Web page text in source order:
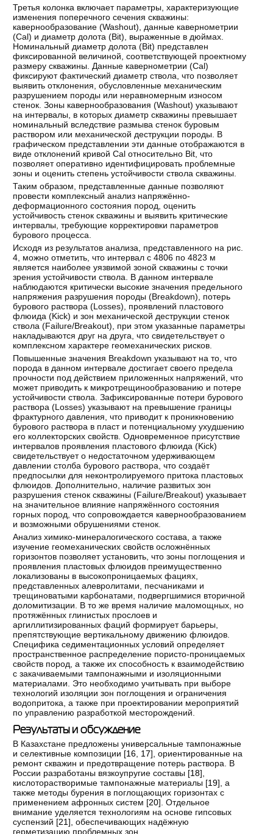
Третья колонка включает параметры, характеризующие
изменения поперечного сечения скважины:
кавернообразование (Washout), данные кавернометрии
(Cal) и диаметр долота (Bit), выраженные в дюймах.
Номинальный диаметр долота (Bit) представлен
фиксированной величиной, соответствующей проектному
размеру скважины. Данные кавернометрии (Cal)
фиксируют фактический диаметр ствола, что позволяет
выявить отклонения, обусловленные механическим
разрушением породы или неравномерным износом
стенок. Зоны кавернообразования (Washout) указывают
на интервалы, в которых диаметр скважины превышает
номинальный вследствие размыва стенок буровым
раствором или механической деструкции породы. В
графическом представлении эти данные отображаются в
виде отклонений кривой Cal относительно Bit, что
позволяет оперативно идентифицировать проблемные
зоны и оценить степень устойчивости ствола скважины.
Таким образом, представленные данные позволяют
провести комплексный анализ напряжённо-
деформационного состояния пород, оценить
устойчивость стенок скважины и выявить критические
интервалы, требующие корректировки параметров
бурового процесса.
Исходя из результатов анализа, представленного на рис.
4, можно отметить, что интервал с 4806 по 4823 м
является наиболее уязвимой зоной скважины с точки
зрения устойчивости ствола. В данном интервале
наблюдаются критически высокие значения предельного
напряжения разрушения породы (Breakdown), потерь
бурового раствора (Losses), проявлений пластового
флюида (Kick) и зон механической деструкции стенок
ствола (Failure/Breakout), при этом указанные параметры
накладываются друг на друга, что свидетельствует о
комплексном характере геомеханических рисков.
Повышенные значения Breakdown указывают на то, что
порода в данном интервале достигает своего предела
прочности под действием приложенных напряжений, что
может приводить к микротрещинообразованию и потере
устойчивости ствола. Зафиксированные потери бурового
раствора (Losses) указывают на превышение границы
фрактурного давления, что приводит к проникновению
бурового раствора в пласт и потенциальному ухудшению
его коллекторских свойств. Одновременное присутствие
интервалов проявления пластового флюида (Kick)
свидетельствует о недостаточном удерживающем
давлении столба бурового раствора, что создаёт
предпосылки для неконтролируемого притока пластовых
флюидов. Дополнительно, наличие развитых зон
разрушения стенок скважины (Failure/Breakout) указывает
на значительное влияние напряжённого состояния
горных пород, что сопровождается кавернообразованием
и возможными обрушениями стенок.
Анализ химико-минералогического состава, а также
изучение геомеханических свойств осложнённых
горизонтов позволяет установить, что зоны поглощения и
проявления пластовых флюидов преимущественно
локализованы в высокопроницаемых фациях,
представленных алевролитами, песчаниками и
трещиноватыми карбонатами, подвергшимися вторичной
доломитизации. В то же время наличие маломощных, но
протяжённых глинистых прослоев и
аргиллитизированных фаций формирует барьеры,
препятствующие вертикальному движению флюидов.
Специфика седиментационных условий определяет
пространственное распределение пористо-проницаемых
свойств пород, а также их способность к взаимодействию
с закачиваемыми тампонажными и изоляционными
материалами. Это необходимо учитывать при выборе
технологий изоляции зон поглощения и ограничения
водопритока, а также при проектировании мероприятий
по управлению разработкой месторождений.
Результаты и обсуждение
В Казахстане предложены универсальные тампонажные
и селективные композиции [16 17], ориентированные на
ремонт скважин и предотвращение потерь раствора. В
России разработаны вязкоупругие составы [18],
кислоторастворимые тампонажные материалы [19], а
также методы бурения в поглощающих горизонтах с
применением афронных систем [20]. Отдельное
внимание уделяется технологиям на основе гипсовых
суспензий [21], обеспечивающих надёжную
герметизацию проблемных зон.